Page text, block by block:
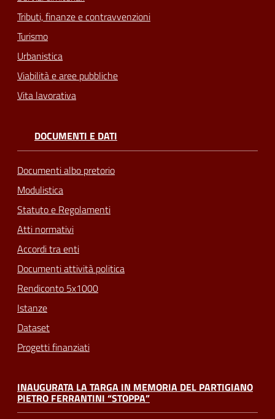
Tributi, finanze e contravvenzioni
Turismo
Urbanistica
Viabilità e aree pubbliche
Vita lavorativa
DOCUMENTI E DATI
Documenti albo pretorio
Modulistica
Statuto e Regolamenti
Atti normativi
Accordi tra enti
Documenti attività politica
Rendiconto 5x1000
Istanze
Dataset
Progetti finanziati
INAUGURATA LA TARGA IN MEMORIA DEL PARTIGIANO
PIETRO FERRANTINI “STOPPA”